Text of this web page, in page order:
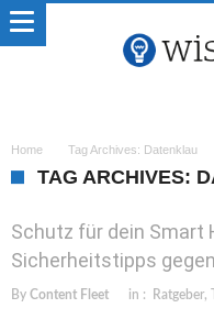
Home Tag Archives: Datenklau
TAG ARCHIVES:
Schutz für dein Smart
Sicherheitstipps
By Content Fleet in : Ratgeber,